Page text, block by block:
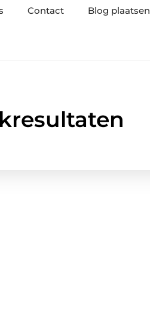
Contact Blog plaatsen